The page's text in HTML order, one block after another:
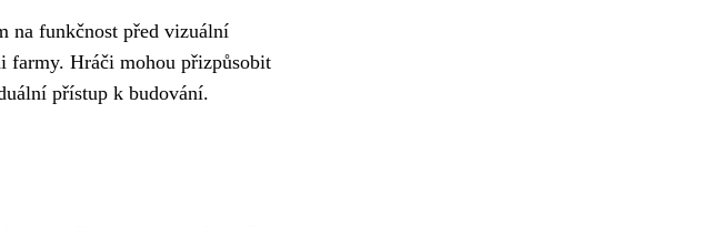
na funkčnost před vizuální
farmy. Hráči mohou přizpůsobit
přístup k budování.